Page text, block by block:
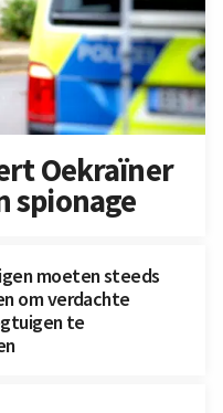
Oekraïner
spionage
moeten steeds
om verdachte
te